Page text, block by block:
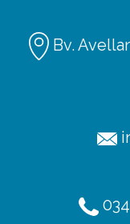
Radio SADOP
Bv.